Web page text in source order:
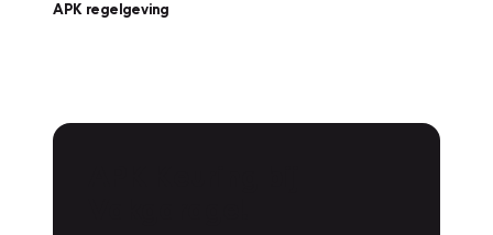
APK regelgeving